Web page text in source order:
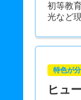
初等教
光など
特色が分
ヒュ